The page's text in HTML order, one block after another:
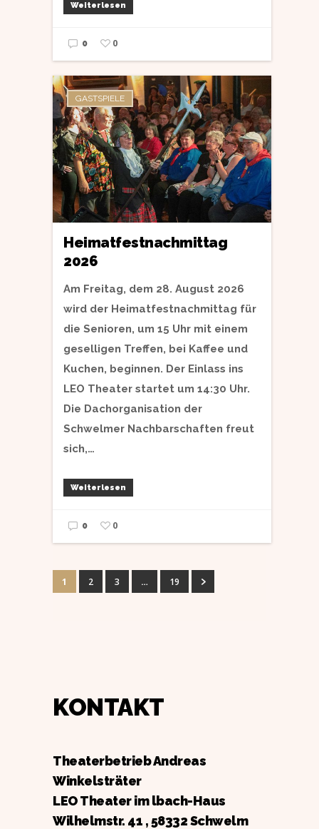
Weiterlesen
0 0
GASTSPIELE
Heimatfestnachmittag
2026
Am Freitag, dem 28. August 2026
wird der Heimatfestnachmittag für
die Senioren, um 15 Uhr mit einem
geselligen Treffen, bei Kaffee und
Kuchen, beginnen. Der Einlass ins
LEO Theater startet um 14:30 Uhr.
Die Dachorganisation der
Schwelmer Nachbarschaften freut
sich,…
Weiterlesen
0 0
1 2 3 … 19
KONTAKT
Theaterbetrieb Andreas
Winkelsträter
LEO Theater im lbach-Haus
Wilhelmstr. 41 , 58332 Schwelm